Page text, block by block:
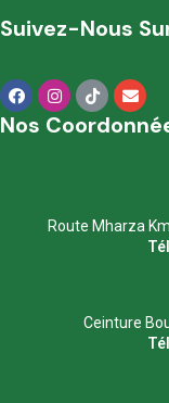
Suivez-Nous
Nos
Route Mharza
Ceinture